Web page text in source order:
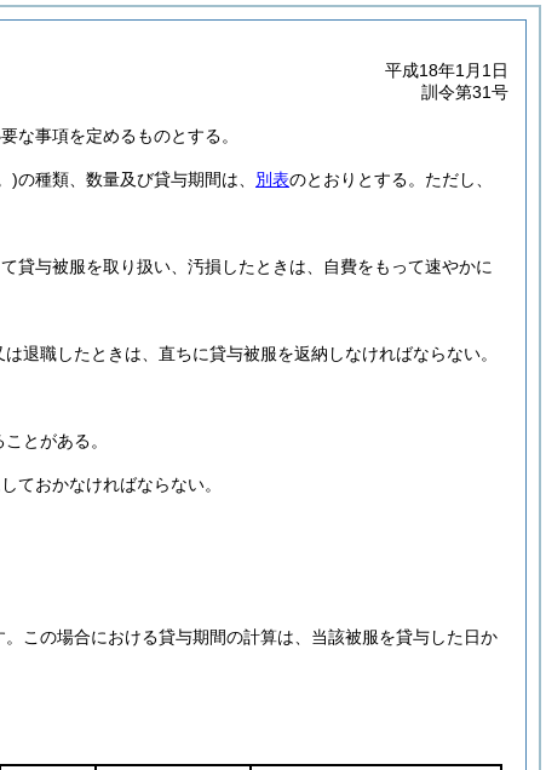
平成18年1月1日
訓令第31号
な事項を定めるものとする。
)の種類、数量及び貸与期間は、 別表のとおりとする。 ただし、
貸与被服を取り扱い、汚損したときは、自費をもって速やかに
退職したときは、直ちに貸与被服を返納しなければならない。
とがある。
ておかなければならない。
この場合における貸与期間の計算は、当該被服を貸与した日か